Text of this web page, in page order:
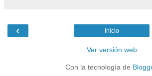
‹ Inicio
Ver versión web
Con la tecnología de